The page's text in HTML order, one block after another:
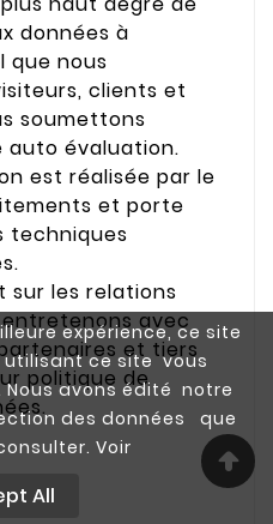
expérience, ce site
utilisant ce site vous
avons édité notre
des données que
Voir
All
données à
que nous
clients et
soumettons
auto évaluation.
est réalisée par le
et porte
techniques
sur les relations
avec
et tiers
politique de